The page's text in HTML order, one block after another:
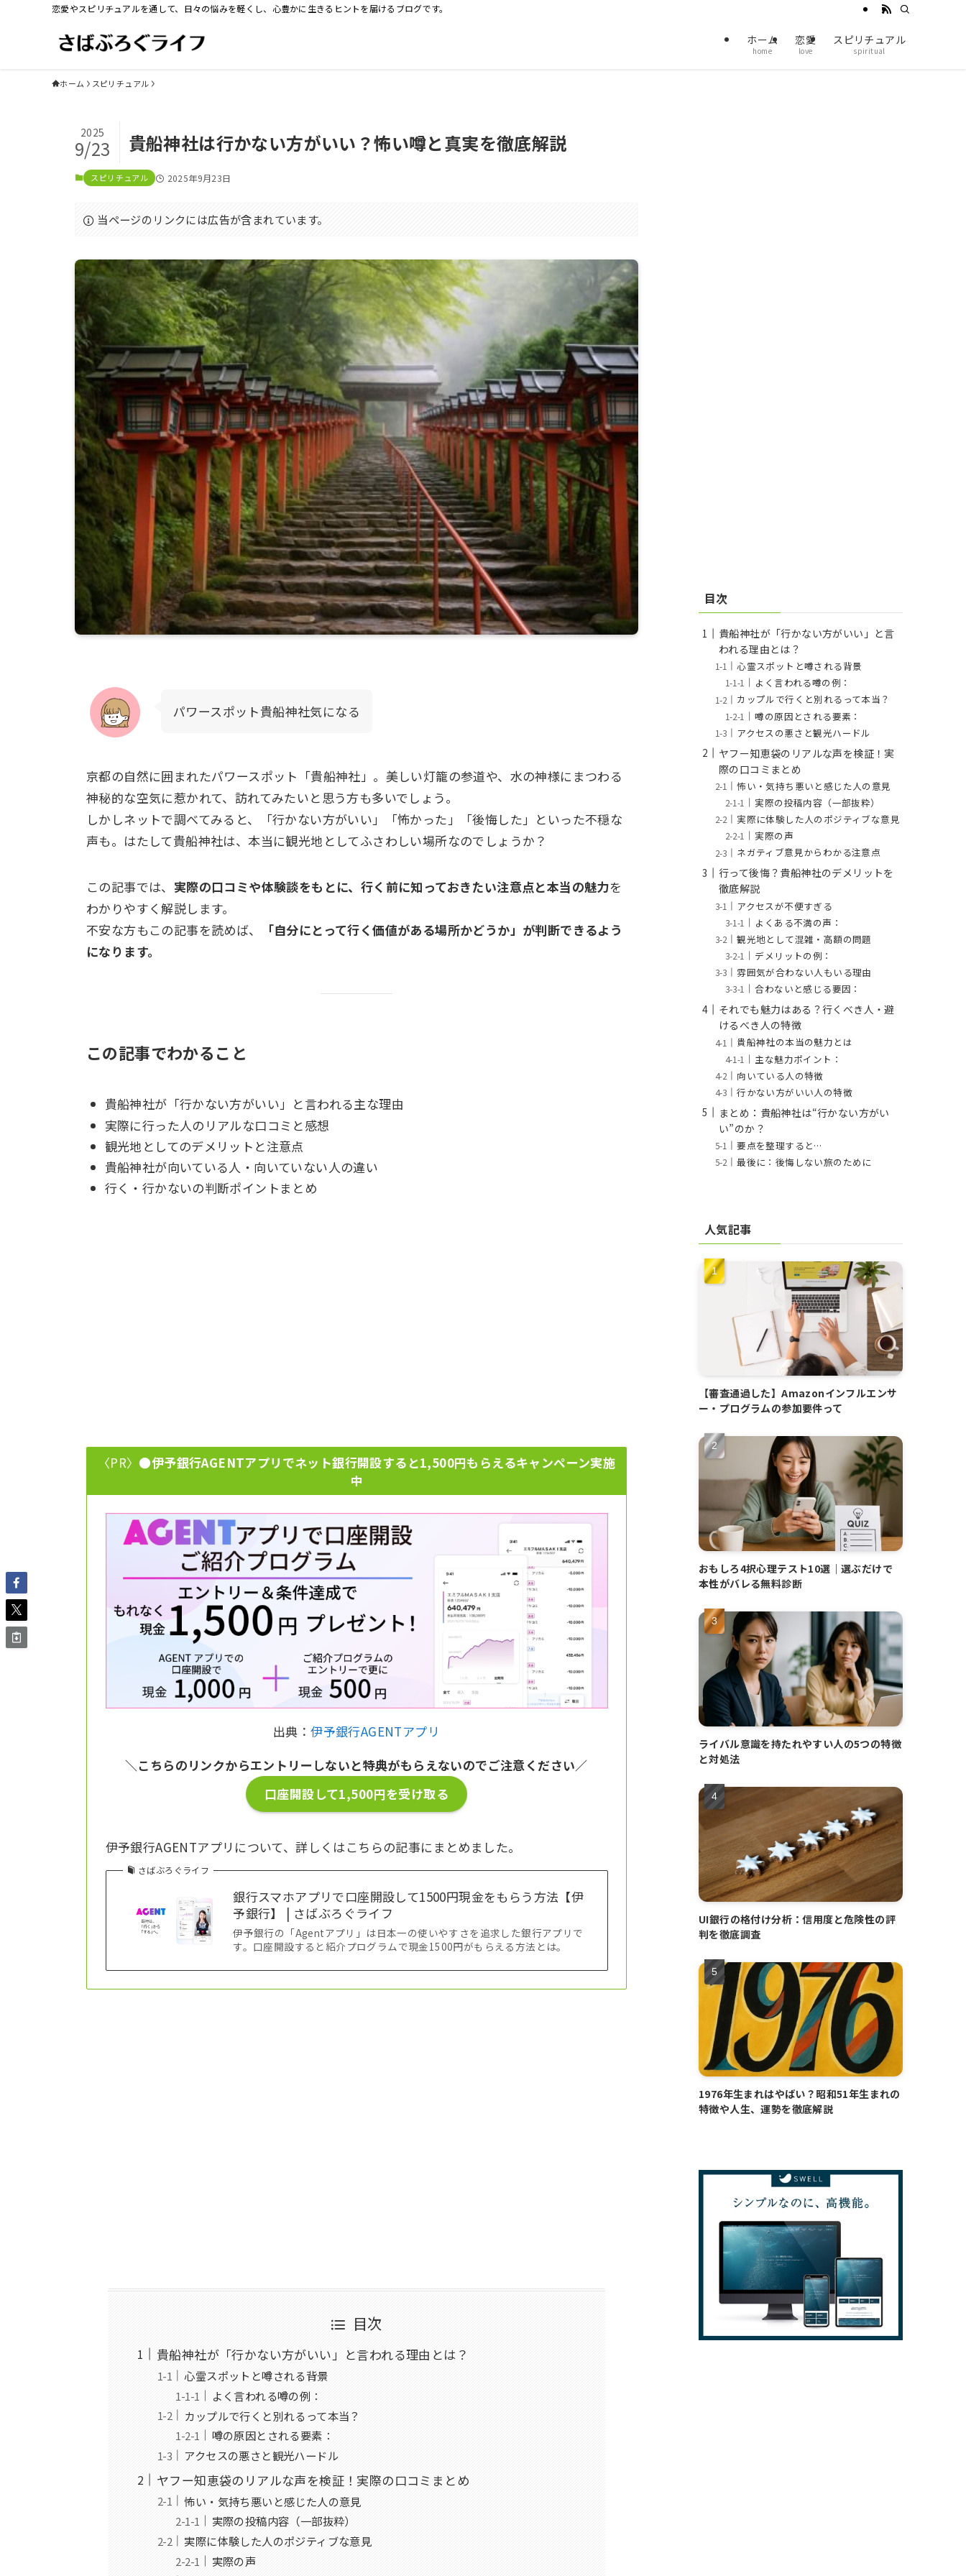
恋愛やスピリチュアルを通して、日々の悩みを軽くし、心豊かに生きるヒントを届けるブログです。
ホーム
home
恋愛
love
スピリチュアル
spiritual
ホーム スピリチュアル
貴船神社は行かない方がいい？怖い噂と真実を徹底解説
2025
9/23
スピリチュアル 2025年9月23日
当ページのリンクには広告が含まれています。
パワースポット貴船神社気になる
京都の自然に囲まれたパワースポット「貴船神社」。美しい灯籠の参道や、水の神様にまつわる
神秘的な空気に惹かれて、訪れてみたいと思う方も多いでしょう。
しかしネットで調べてみると、「行かない方がいい」「怖かった」「後悔した」といった不穏な
声も。はたして貴船神社は、本当に観光地としてふさわしい場所なのでしょうか？
この記事では、 実際の口コミや体験談をもとに、行く前に知っておきたい注意点と本当の魅力を
わかりやすく解説します。
不安な方もこの記事を読めば、
「自分にとって行く価値がある場所かどうか」が判断できるよう
になります。
この記事でわかること
貴船神社が「行かない方がいい」と言われる主な理由
実際に行った人のリアルな口コミと感想
観光地としてのデメリットと注意点
貴船神社が向いている人・向いていない人の違い
行く・行かないの判断ポイントまとめ
〈PR〉●伊予銀行AGENTアプリでネット銀行開設すると1,500円もらえるキャンペーン実施
中
出典：伊予銀行AGENTアプリ
＼こちらのリンクからエントリーしないと特典がもらえないのでご注意ください／
口座開設して1,500円を受け取る
伊予銀行AGENTアプリについて、詳しくはこちらの記事にまとめました。
さばぶろぐライフ
銀行スマホアプリで口座開設して1500円現金をもらう方法【伊
予銀行】 | さばぶろぐライフ
伊予銀行の「Agentアプリ」は日本一の使いやすさを追求した銀行アプリで
す。口座開設すると紹介プログラムで現金1500円がもらえる方法とは。
目次
貴船神社が「行かない方がいい」と言われる理由とは？
心霊スポットと噂される背景
よく言われる噂の例：
カップルで行くと別れるって本当？
噂の原因とされる要素：
アクセスの悪さと観光ハードル
ヤフー知恵袋のリアルな声を検証！実際の口コミまとめ
怖い・気持ち悪いと感じた人の意見
実際の投稿内容（一部抜粋）
実際に体験した人のポジティブな意見
実際の声
目次
貴船神社が「行かない方がいい」と言
われる理由とは？
心霊スポットと噂される背景
よく言われる噂の例：
カップルで行くと別れるって本当？
噂の原因とされる要素：
アクセスの悪さと観光ハードル
ヤフー知恵袋のリアルな声を検証！実
際の口コミまとめ
怖い・気持ち悪いと感じた人の意見
実際の投稿内容（一部抜粋）
実際に体験した人のポジティブな意見
実際の声
ネガティブ意見からわかる注意点
行って後悔？貴船神社のデメリットを
徹底解説
アクセスが不便すぎる
よくある不満の声：
観光地として混雑・高額の問題
デメリットの例：
雰囲気が合わない人もいる理由
合わないと感じる要因：
それでも魅力はある？行くべき人・避
けるべき人の特徴
貴船神社の本当の魅力とは
主な魅力ポイント：
向いている人の特徴
行かない方がいい人の特徴
まとめ：貴船神社は“行かない方がい
い”のか？
要点を整理すると…
最後に：後悔しない旅のために
人気記事
【審査通過した】Amazonインフルエンサ
ー・プログラムの参加要件って
おもしろ4択心理テスト10選｜選ぶだけで
本性がバレる無料診断
ライバル意識を持たれやすい人の5つの特徴
と対処法
UI銀行の格付け分析：信用度と危険性の評
判を徹底調査
1976年生まれはやばい？昭和51年生まれの
特徴や人生、運勢を徹底解説